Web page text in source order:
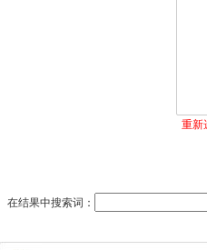
重新
在结果中搜索词：